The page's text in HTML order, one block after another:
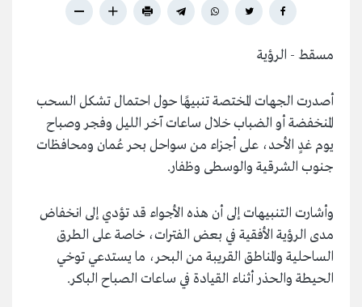
مسقط - الرؤية
أصدرت الجهات المختصة تنبيهًا حول احتمال تشكل السحب
المنخفضة أو الضباب خلال ساعات آخر الليل وفجر وصباح
يوم غدٍ الأحد، على أجزاء من سواحل بحر عُمان ومحافظات
جنوب الشرقية والوسطى وظفار.
وأشارت التنبيهات إلى أن هذه الأجواء قد تؤدي إلى انخفاض
مدى الرؤية الأفقية في بعض الفترات، خاصة على الطرق
الساحلية والمناطق القريبة من البحر، ما يستدعي توخي
الحيطة والحذر أثناء القيادة في ساعات الصباح الباكر.